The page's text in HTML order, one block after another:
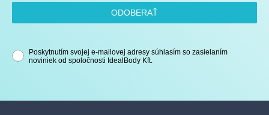
ODOBERAŤ
Poskytnutím svojej e-mailovej adresy súhlasím so zasielaním
noviniek od spoločnosti IdealBody Kft.